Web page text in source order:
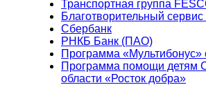
Транспортная группа
Благотворительный
Сбербанк
РНКБ Банк (ПАО)
Программа «Мультибонус»
Программа помощи детям
области «Росток добра»